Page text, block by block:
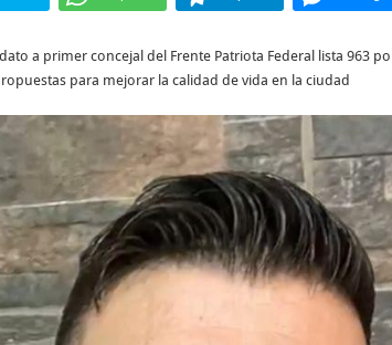
a primer concejal del Frente Patriota Federal lista 963
para mejorar la calidad de vida en la ciudad